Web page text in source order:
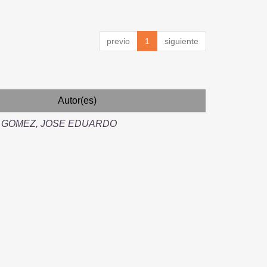
previo 1 siguiente
Autor(es)
JOSE EDUARDO